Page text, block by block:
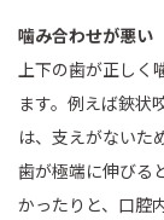
噛み合わせが悪い
上下の歯が正しく
ます。例えば鋏状
は、支えがないた
歯が極端に伸びる
かったりと、口腔